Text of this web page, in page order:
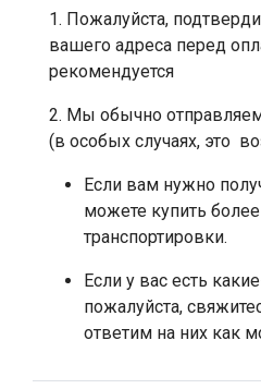
1. Пожалуйста,
вашего адреса перед
рекомендуется
2. Мы обычно
(в особых случаях, это
Если вам нужно
можете купить
транспортировки.
Если у вас есть
пожалуйста,
ответим на них как